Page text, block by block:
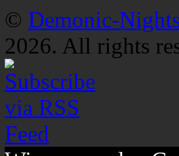
© Demonic-
2026. All rights